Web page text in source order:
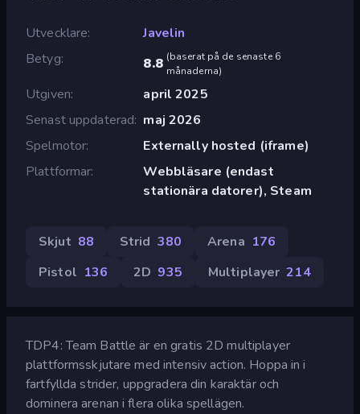
Utvecklare
Javelin
Betyg
8.8 (baserat på de senaste 6
månaderna)
Utgiven
april 2025
Senast uppdaterad maj 2026
Spelmotor
Externally hosted (iframe)
Plattformar
Webbläsare (endast
stationära datorer), Steam
Skjut 88 Strid 380 Arena 176
Pistol 136 2D 935 Multiplayer 214
TDP4: Team Battle är en gratis 2D multiplayer
plattformsskjutare med intensiv action. Hoppa in i
fartfyllda strider, uppgradera din karaktär och
dominera arenan i flera olika spellägen.